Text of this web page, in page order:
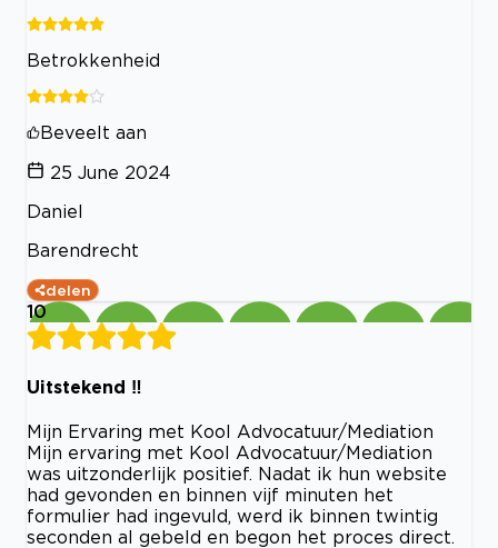
Betrokkenheid
Beveelt aan
25 June 2024
Daniel
Barendrecht
delen
10
Uitstekend ‼️
Mijn Ervaring met Kool Advocatuur/Mediation
Mijn ervaring met Kool Advocatuur/Mediation
was uitzonderlijk positief. Nadat ik hun website
had gevonden en binnen vijf minuten het
formulier had ingevuld, werd ik binnen twintig
seconden al gebeld en begon het proces direct.